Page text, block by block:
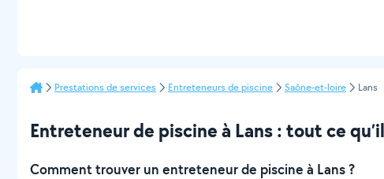
Prestations de services Entreteneurs de piscine Saône-et-loire Lans
Entreteneur de piscine à Lans : tout ce
Comment trouver un entreteneur de piscine à Lans ?